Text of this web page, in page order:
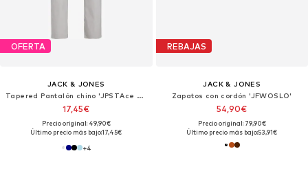
OFERTA
JACK & JONES
Tapered Pantalón chino 'JPSTAce JJSummer'
17,45€
Precio original: 49,90€
Último precio más bajo:17,45€
+4
REBAJAS
JACK & JONES
Zapatos con cordón 'JFWOSLO'
54,90€
Precio original: 79,90€
Último precio más bajo:53,91€